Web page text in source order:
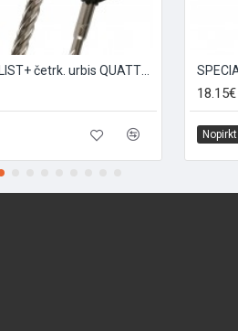
18.15€
Nopirkt